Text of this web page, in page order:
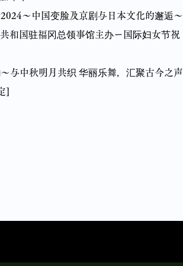
中国变脸及京剧与日本文化的邂逅〜
和国驻福冈总领事馆主办ー国际妇女节祝
秋明月共织 华丽乐舞，汇聚古今之声
]